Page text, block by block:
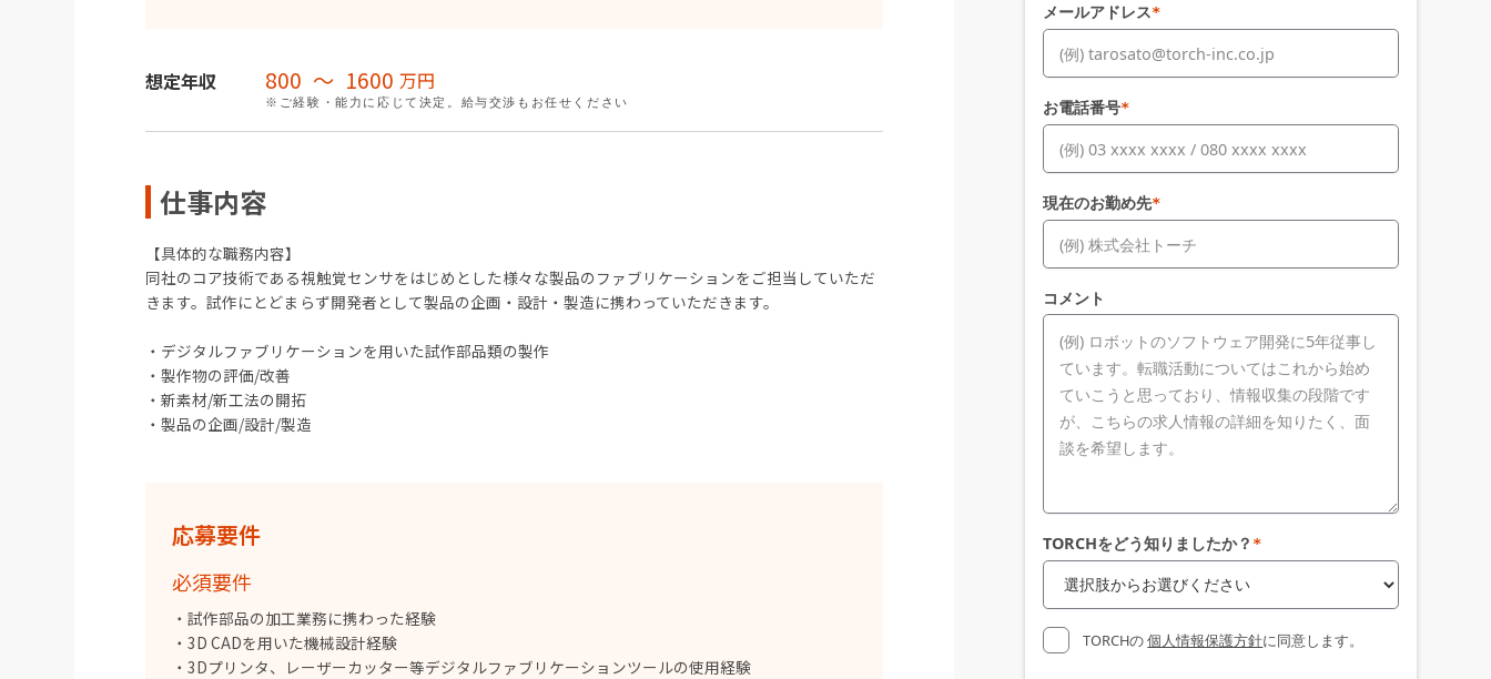
想定年収 800 〜 1600 万円
※ご経験・能力に応じて決定。給与交渉もお任せください
仕事内容
【具体的な職務内容】
同社のコア技術である視触覚センサをはじめとした様々な製品のファブリケーションをご担当していただ
きます。試作にとどまらず開発者として製品の企画・設計・製造に携わっていただきます。
・デジタルファブリケーションを用いた試作部品類の製作
・製作物の評価/改善
・新素材/新工法の開拓
・製品の企画/設計/製造
応募要件
必須要件
・試作部品の加工業務に携わった経験
・3D CADを用いた機械設計経験
・3Dプリンタ、レーザーカッター等デジタルファブリケーションツールの使用経験
メールアドレス*
お電話番号*
現在のお勤め先*
コメント
TORCHをどう知りましたか？ *
TORCHの個人情報保護方針に同意します。